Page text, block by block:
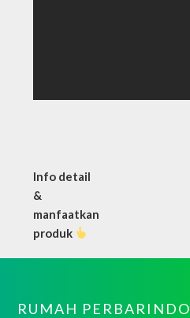
Info detail
&
manfaatkan
produk
RUMAH PERBARINDO